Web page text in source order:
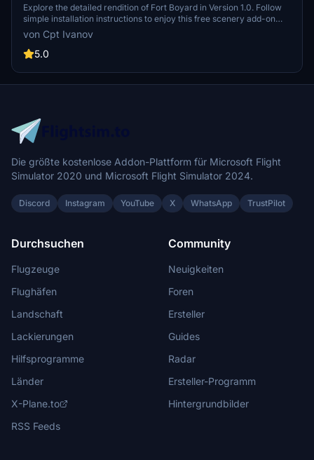
Explore the detailed rendition of Fort Boyard in Version 1.0. Follow
simple installation instructions to enjoy this free scenery add-on
created by Cpt Ivanov. GPS coordinates provided for accurate
location in the simulator.
von Cpt Ivanov
5.0
Die größte kostenlose Addon-Plattform für Microsoft Flight
Simulator 2020 und Microsoft Flight Simulator 2024.
Discord Instagram YouTube X WhatsApp TrustPilot
Durchsuchen
Flugzeuge
Flughäfen
Landschaft
Lackierungen
Hilfsprogramme
Länder
X-Plane.to
RSS Feeds
Community
Neuigkeiten
Foren
Ersteller
Guides
Radar
Ersteller-Programm
Hintergrundbilder